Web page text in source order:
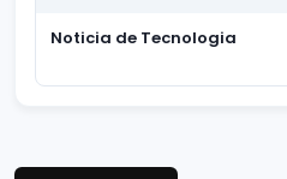
Noticia de Tecnologia